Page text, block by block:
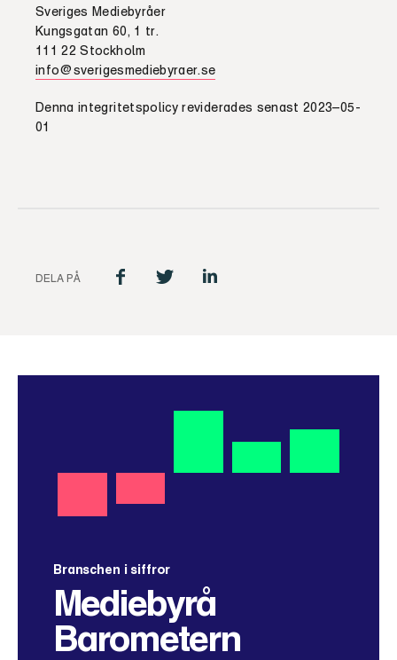
Sveriges Mediebyråer
Kungsgatan 60, 1 tr.
111 22 Stockholm
info@sverigesmediebyraer.se
Denna integritetspolicy reviderades senast 2023–05-
01
DELA PÅ
Branschen i siffror
Mediebyrå
Barometern